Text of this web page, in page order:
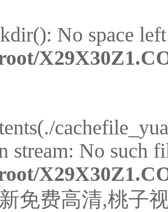
No space
stream: No such
免费高清,桃子